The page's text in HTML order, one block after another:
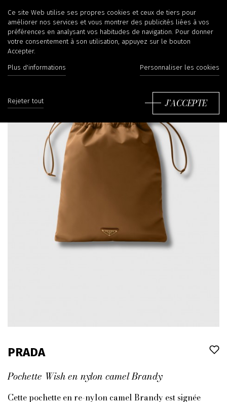
PRADA
Pochette Wish en nylon camel Brandy
Cette pochette en re-nylon camel Brandy est signée
Ce site Web utilise ses propres cookies et ceux de tiers pour
améliorer nos services et vous montrer des publicités liées à vos
préférences en analysant vos habitudes de navigation. Pour donner
votre consentement à son utilisation, appuyez sur le bouton
Accepter.
Plus d'informations Personnaliser les cookies
Rejeter tout J'ACCEPTE